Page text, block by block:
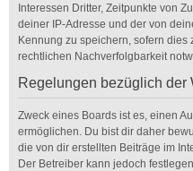
Interessen Dritter, Zeitpunkte von
deiner IP-Adresse und der von
Kennung zu speichern, sofern dies
rechtlichen Nachverfolgbarkeit
Regelungen bezüglich der
Zweck eines Boards ist es, einen
ermöglichen. Du bist dir daher
die von dir erstellten Beiträge im
Der Betreiber kann jedoch